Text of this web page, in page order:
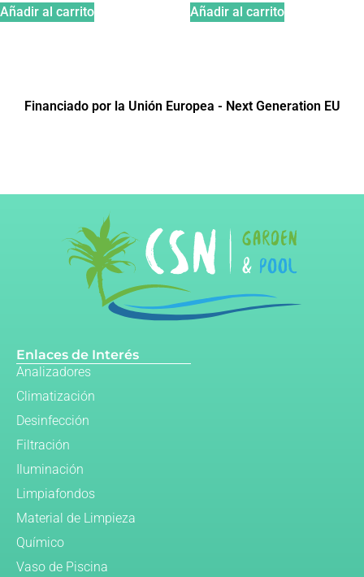
Añadir al carrito Añadir al carrito
Financiado por la Unión Europea - Next Generation EU
Enlaces de Interés
Analizadores
Climatización
Desinfección
Filtración
Iluminación
Limpiafondos
Material de Limpieza
Químico
Vaso de Piscina